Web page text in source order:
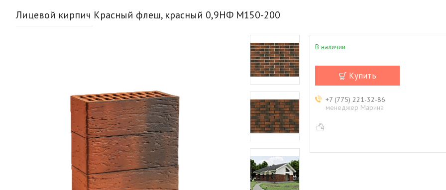
Лицевой кирпич Красный флеш, красный 0,9НФ M150-200
В наличии
Купить
+7 (775) 221-32-86
менеджер Марина